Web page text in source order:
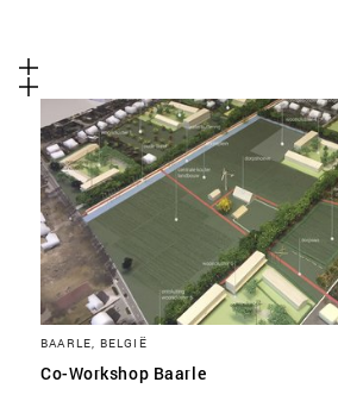
BAARLE, BELGIË
Co-Workshop Baarle